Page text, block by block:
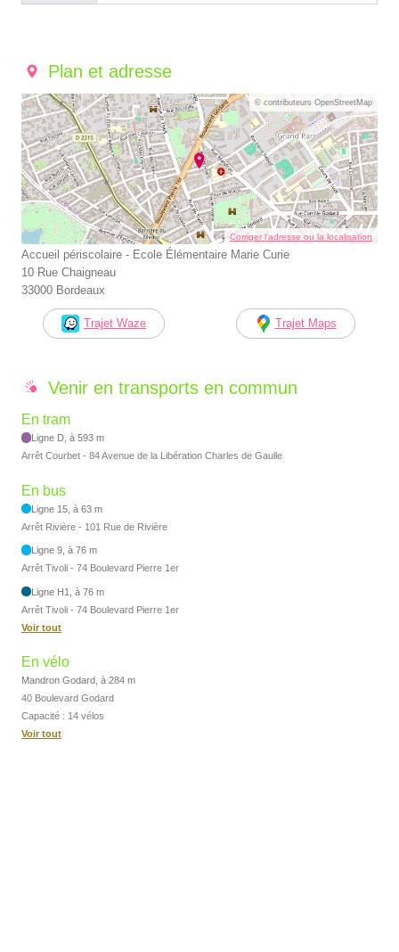
Plan et adresse
© contributeurs OpenStreetMap
Corriger l’adresse ou la localisation
Accueil périscolaire - Ecole Élémentaire Marie Curie
10 Rue Chaigneau
33000 Bordeaux
Trajet Waze Trajet Maps
Venir en transports en commun
En tram
Ligne D, à 593 m
Arrêt Courbet - 84 Avenue de la Libération Charles de Gaulle
En bus
Ligne 15, à 63 m
Arrêt Rivière - 101 Rue de Rivière
Ligne 9, à 76 m
Arrêt Tivoli - 74 Boulevard Pierre 1er
Ligne H1, à 76 m
Arrêt Tivoli - 74 Boulevard Pierre 1er
Voir tout
En vélo
Mandron Godard, à 284 m
40 Boulevard Godard
Capacité : 14 vélos
Voir tout